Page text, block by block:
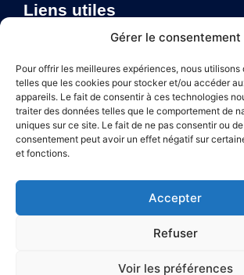
Gérer le consentement
Pour offrir les meilleures expériences, nous
telles que les cookies pour stocker et/ou accéder
appareils. Le fait de consentir à ces technologies
traiter des données telles que le comportement de
uniques sur ce site. Le fait de ne pas consentir ou
consentement peut avoir un effet négatif sur
et fonctions.
Accepter
Refuser
Voir les préférences
Liens utiles
Annuaire de santé
Politique de confidentialité
Plan du site
Mentions légales
Plan du site
Confidentialité